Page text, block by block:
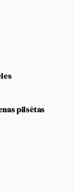
pilsētas